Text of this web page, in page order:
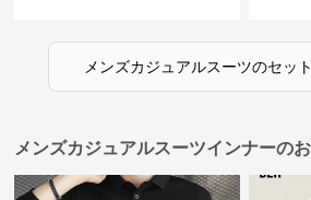
メンズカジュアルスーツのセッ
メンズカジュアルスーツインナーの